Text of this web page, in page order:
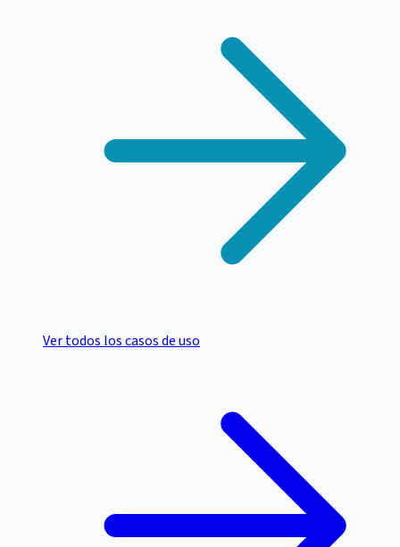
Ver todos los casos de uso